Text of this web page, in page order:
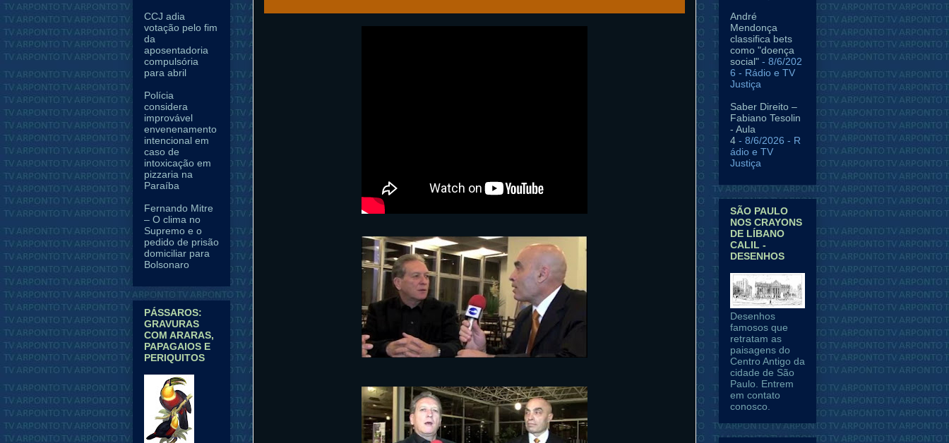
CCJ adia
votação pelo fim
da
aposentadoria
compulsória
para abril
Polícia
considera
improvável
envenenamento
intencional em
caso de
intoxicação em
pizzaria na
Paraíba
Fernando Mitre
– O clima no
Supremo e o
pedido de prisão
domiciliar para
Bolsonaro
PÁSSAROS:
GRAVURAS
COM ARARAS,
PAPAGAIOS E
PERIQUITOS
André
Mendonça
classifica bets
como "doença
social" - 8/6/202
6 - Rádio e TV
Justiça
Saber Direito –
Fabiano Tesolin
- Aula
4 - 8/6/2026 - R
ádio e TV
Justiça
SÃO PAULO
NOS CRAYONS
DE LÍBANO
CALIL -
DESENHOS
Desenhos
famosos que
retratam as
paisagens do
Centro Antigo da
cidade de São
Paulo. Entrem
em contato
conosco.